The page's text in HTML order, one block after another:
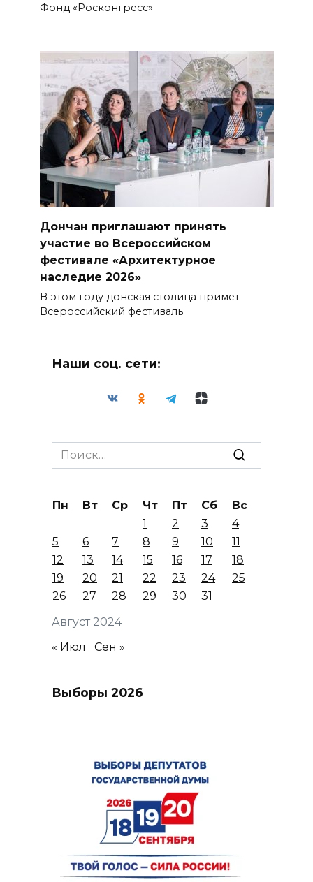
Фонд «Росконгресс»
Дончан приглашают принять
участие во Всероссийском
фестивале «Архитектурное
наследие 2026»
В этом году донская столица примет
Всероссийский фестиваль
Наши соц. сети:
Search
for:
Август 2024
Пн Вт Ср Чт Пт Сб
Вс
1
2 3
4
5
6 7 8 9 10
11
12
13 14 15 16 17
18
19
20 21 22 23 24
25
26
27 28 29 30 31
« Июл Сен »
Выборы 2026